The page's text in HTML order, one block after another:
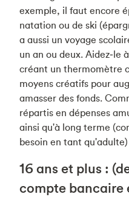
exemple, il faut encore
natation ou de ski
a aussi un voyage
un an ou deux. Aidez‑le
créant un thermomètre
moyens créatifs pour
amasser des fonds.
répartis en dépenses
ainsi qu'à long terme
besoin en tant qu'adulte)
16 ans et plus :
compte bancaire